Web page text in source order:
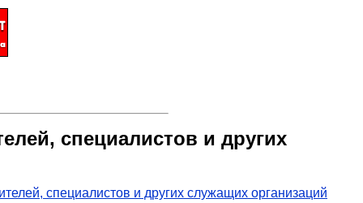
специалистов и других
специалистов и других служащих организаций